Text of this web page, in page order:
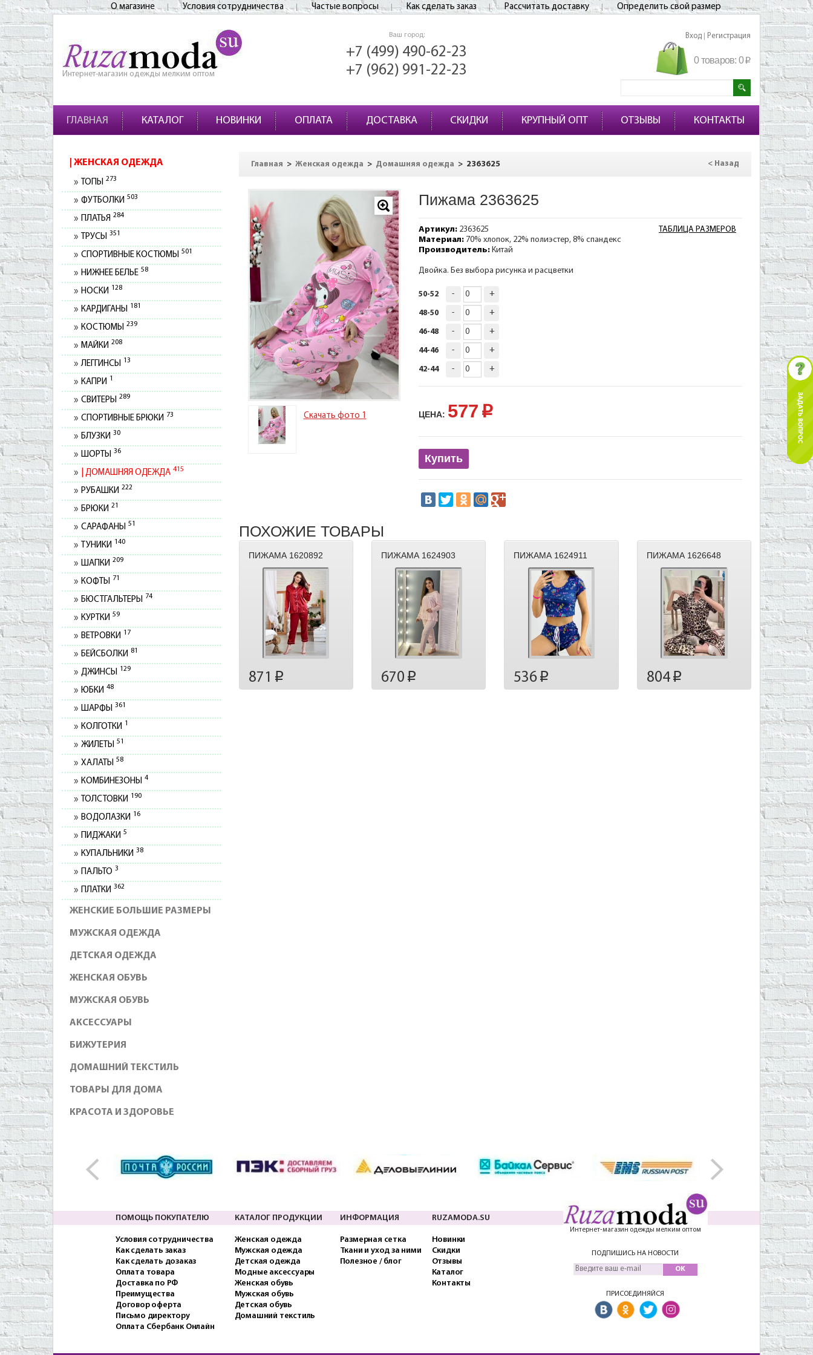
О магазине Условия сотрудничества Частые вопросы Как сделать заказ Рассчитать доставку Определить свой размер
Интернет-магазин одежды мелким оптом
Ваш город:
+7 (499) 490-62-23
+7 (962) 991-22-23
Вход Регистрация
0 товаров: 0p
ГЛАВНАЯ КАТАЛОГ НОВИНКИ ОПЛАТА ДОСТАВКА СКИДКИ КРУПНЫЙ ОПТ ОТЗЫВЫ КОНТАКТЫ
ЖЕНСКАЯ ОДЕЖДА
ТОПЫ 273
ФУТБОЛКИ 503
ПЛАТЬЯ 284
ТРУСЫ 351
СПОРТИВНЫЕ КОСТЮМЫ 501
НИЖНЕЕ БЕЛЬЕ 58
НОСКИ 128
КАРДИГАНЫ 181
КОСТЮМЫ 239
МАЙКИ 208
ЛЕГГИНСЫ 13
КАПРИ 1
СВИТЕРЫ 289
СПОРТИВНЫЕ БРЮКИ 73
БЛУЗКИ 30
ШОРТЫ 36
ДОМАШНЯЯ ОДЕЖДА 415
РУБАШКИ 222
БРЮКИ 21
САРАФАНЫ 51
ТУНИКИ 140
ШАПКИ 209
КОФТЫ 71
БЮСТГАЛЬТЕРЫ 74
КУРТКИ 59
ВЕТРОВКИ 17
БЕЙСБОЛКИ 81
ДЖИНСЫ 129
ЮБКИ 48
ШАРФЫ 361
КОЛГОТКИ 1
ЖИЛЕТЫ 51
ХАЛАТЫ 58
КОМБИНЕЗОНЫ 4
ТОЛСТОВКИ 190
ВОДОЛАЗКИ 16
ПИДЖАКИ 5
КУПАЛЬНИКИ 38
ПАЛЬТО 3
ПЛАТКИ 362
ЖЕНСКИЕ БОЛЬШИЕ РАЗМЕРЫ
МУЖСКАЯ ОДЕЖДА
ДЕТСКАЯ ОДЕЖДА
ЖЕНСКАЯ ОБУВЬ
МУЖСКАЯ ОБУВЬ
АКСЕССУАРЫ
БИЖУТЕРИЯ
ДОМАШНИЙ ТЕКСТИЛЬ
ТОВАРЫ ДЛЯ ДОМА
КРАСОТА И ЗДОРОВЬЕ
Главная > Женская одежда > Домашняя одежда > 2363625 < Назад
Скачать фото 1
Пижама 2363625
ТАБЛИЦА РАЗМЕРОВ
Артикул:2363625
Материал:70% хлопок, 22% полиэстер, 8% спандекс
Производитель:Китай
Двойка. Без выбора рисунка и расцветки
50-52 - +
48-50 - +
46-48 - +
44-46 - +
42-44 - +
ЦЕНА: 577 p
Купить
ПОХОЖИЕ ТОВАРЫ
ПИЖАМА 1620892
871 p
ПИЖАМА 1624903
670 p
ПИЖАМА 1624911
536 p
ПИЖАМА 1626648
804p
ПОМОЩЬ ПОКУПАТЕЛЮ
Условия сотрудничества
Как сделать заказ
Как сделать дозаказ
Оплата товара
Доставка по РФ
Преимущества
Договор оферта
Письмо директору
Оплата Сбербанк Онлайн
КАТАЛОГ ПРОДУКЦИИ
Женская одежда
Мужская одежда
Детская одежда
Модные аксессуары
Женская обувь
Мужская обувь
Детская обувь
Домашний текстиль
ИНФОРМАЦИЯ
Размерная сетка
Ткани и уход за ними
Полезное / блог
RUZAMODA.SU
Новинки
Скидки
Отзывы
Каталог
Контакты
Интернет-магазин одежды мелким оптом
ПОДПИШИСЬ НА НОВОСТИ
OK
ПРИСОЕДИНЯЙСЯ